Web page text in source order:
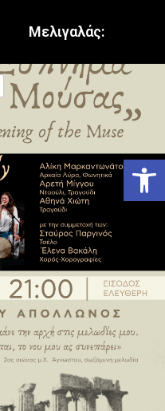
Μελιγαλάς: